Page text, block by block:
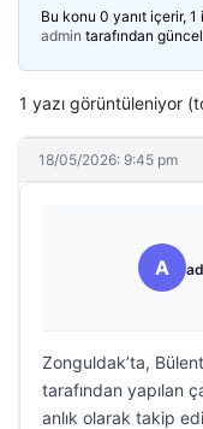
Bu konu 0 yanıt içerir,
admin tarafından
1 yazı görüntüleniyor
18/05/2026: 9:45 pm
A
Zonguldak’ta,
tarafından yapılan
anlık olarak takip